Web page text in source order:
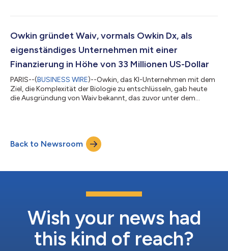
Rahmen der dreijährigen Lizenzierung von K Pro – Owkins KI-
– Biopharma-Agenten zu entwickeln. K Pro bringt multimodale
Daten und spezialisi...
Owkin gründet Waiv, vormals Owkin Dx, als
eigenständiges Unternehmen mit einer
Finanzierung in Höhe von 33 Millionen US-Dollar
PARIS--(BUSINESS WIRE)--Owkin, das KI-Unternehmen mit dem
Ziel, die Komplexität der Biologie zu entschlüsseln, gab heute
die Ausgründung von Waiv bekannt, das zuvor unter dem
klinischen Praxis sowie in klinischen Studien bereitzustellen und
damit die Patientenversorgung zu verbessern. Dies folgt auf den
Back to Newsroom
Wish your news had
this kind of reach?